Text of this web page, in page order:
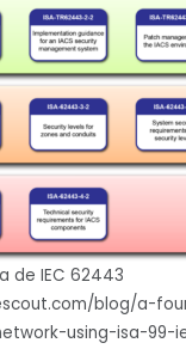
de IEC 62443
blog/a-
using-isa-99-